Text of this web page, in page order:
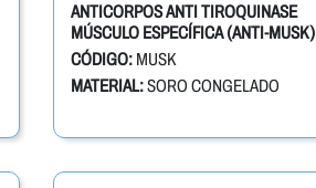
ANTICORPOS ANTI TIROQUINASE
MÚSCULO ESPECÍFICA (ANTI-MUSK)
CÓDIGO: MUSK
MATERIAL:SORO CONGELADO